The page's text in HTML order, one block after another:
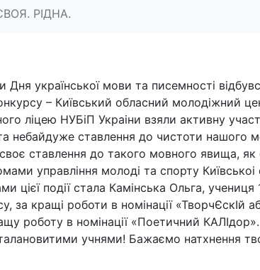
РІДНА.
Дня української мови та писемності
– Київський обласний молодіжний
ліцею НУБіП Украіни взяли активну
небайдуже ставлення до чистоти нашого
ставлення до такого мовного явища,
управління молоді та спорту
цієї події стала Камінська Ольга,
за кращі роботи в номінації «ТворчЄскІй
роботу в номінації «Поетичний КАЛІдор».
учнями! Бажаємо натхнення